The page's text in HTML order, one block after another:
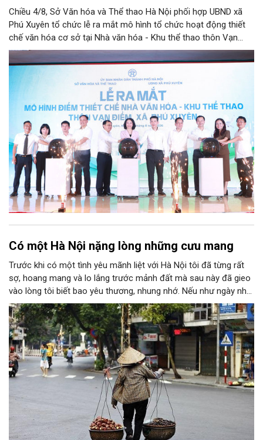
Chiều 4/8, Sở Văn hóa và Thể thao Hà Nội phối hợp UBND xã
Phú Xuyên tổ chức lễ ra mắt mô hình tổ chức hoạt động thiết
chế văn hóa cơ sở tại Nhà văn hóa - Khu thể thao thôn Vạn
Điểm, xã Phú Xuyên.
Có một Hà Nội nặng lòng những cưu mang
Trước khi có một tình yêu mãnh liệt với Hà Nội tôi đã từng rất
sợ, hoang mang và lo lắng trước mảnh đất mà sau này đã gieo
vào lòng tôi biết bao yêu thương, nhung nhớ. Nếu như ngày nhỏ
mỗi lần được "vinh dự" cùng bố về Thủ đô cảm xúc khi ấy của
tôi là sự háo hức, niềm vui sướng bởi khi ấy dẫu Hà Nội có đầy
sự lạ lẫm đi chăng nữa thì bên cạnh tôi vẫn luôn có bờ vai vững
chãi, bóng hình mạnh mẽ là bố bảo vệ, chở che. Hay có lần là
cô sinh viên tỉnh lẻ được đi thực tế, thăm Thủ đô thì bên cạnh
tôi vẫn có thật nhiều thầy cô, bạn bè để dựa dẫm nên cái cảm
giác sợ hãi, choáng ngợp về một Thủ đô hoa lệ không hiện hữu